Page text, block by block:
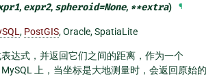
, expr2, spheroid=None, **extra) ¶
, PostGIS, Oracle, SpatiaLite
达式，并返回它们之间的距离，作为一个
上，当坐标是大地测量时，会返回原始的